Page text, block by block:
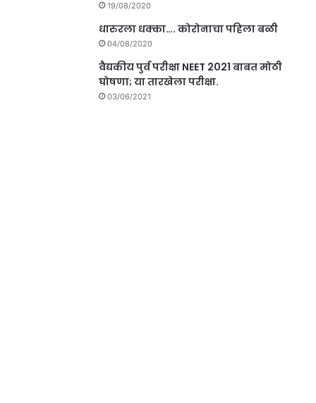
19/08/2020
धारुरला धक्का…. कोरोनाचा पहिला बळी
04/08/2020
वैद्यकीय पुर्व परीक्षा NEET 2021 बाबत मोठी
घोषणा; या तारखेला परीक्षा.
03/06/2021